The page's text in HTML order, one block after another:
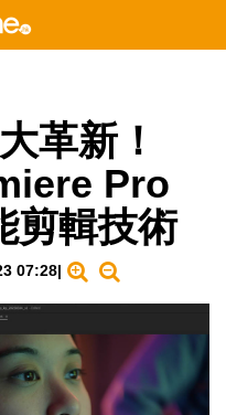
革新！
Pro
剪輯技術
07:28|